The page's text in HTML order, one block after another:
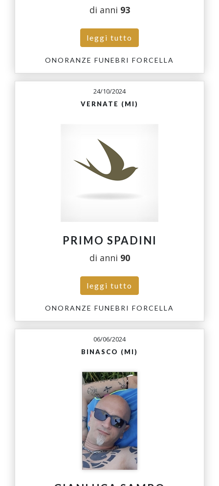
di anni 93
leggi tutto
ONORANZE FUNEBRI FORCELLA
24/10/2024
VERNATE (MI)
PRIMO SPADINI
di anni 90
leggi tutto
ONORANZE FUNEBRI FORCELLA
06/06/2024
BINASCO (MI)